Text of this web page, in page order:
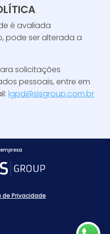
é avaliada
pode ser alterada a
solicitações
pessoais, entre em
lgpd@sisgroup.com.br
de Privacidade